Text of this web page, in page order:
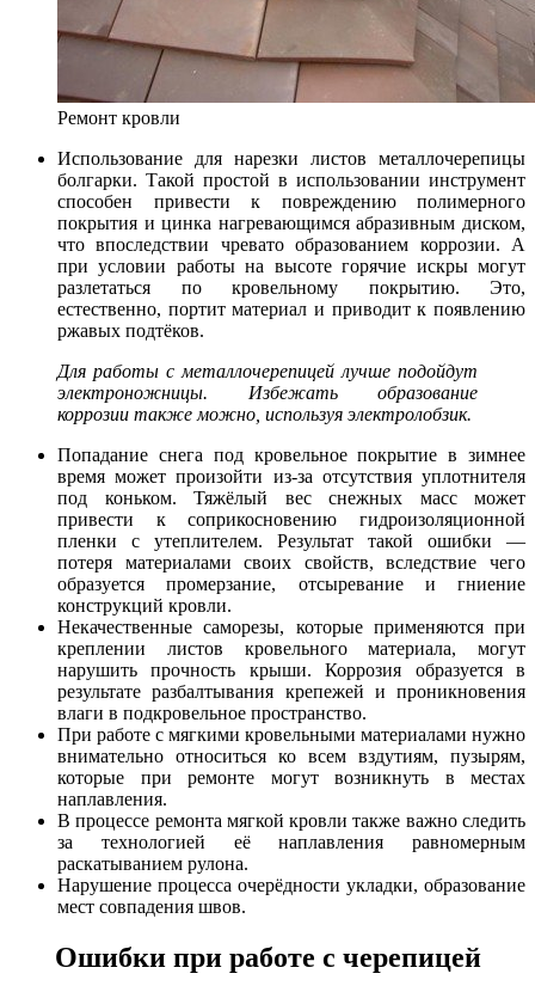
Ремонт кровли
Использование для нарезки листов металлочерепицы
болгарки. Такой простой в использовании инструмент
способен привести к повреждению полимерного
покрытия и цинка нагревающимся абразивным диском,
что впоследствии чревато образованием коррозии. А
при условии работы на высоте горячие искры могут
разлетаться по кровельному покрытию. Это,
естественно, портит материал и приводит к появлению
ржавых подтёков.
Для работы с металлочерепицей лучше подойдут
электроножницы. Избежать образование
коррозии также можно, используя электролобзик.
Попадание снега под кровельное покрытие в зимнее
время может произойти из-за отсутствия уплотнителя
под коньком. Тяжёлый вес снежных масс может
привести к соприкосновению гидроизоляционной
пленки с утеплителем. Результат такой ошибки —
потеря материалами своих свойств, вследствие чего
образуется промерзание, отсыревание и гниение
конструкций кровли.
Некачественные саморезы, которые применяются при
креплении листов кровельного материала, могут
нарушить прочность крыши. Коррозия образуется в
результате разбалтывания крепежей и проникновения
влаги в подкровельное пространство.
При работе с мягкими кровельными материалами нужно
внимательно относиться ко всем вздутиям, пузырям,
которые при ремонте могут возникнуть в местах
наплавления.
В процессе ремонта мягкой кровли также важно следить
за технологией её наплавления равномерным
раскатыванием рулона.
Нарушение процесса очерёдности укладки, образование
мест совпадения швов.
Ошибки при работе с черепицей